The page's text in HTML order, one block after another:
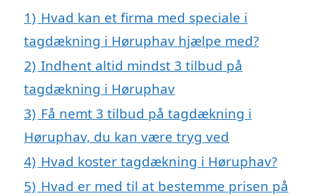
1) Hvad kan et firma med speciale i
tagdækning i Høruphav hjælpe med?
2) Indhent altid mindst 3 tilbud på
tagdækning i Høruphav
3) Få nemt 3 tilbud på tagdækning i
Høruphav, du kan være tryg ved
4) Hvad koster tagdækning i Høruphav?
5) Hvad er med til at bestemme prisen på